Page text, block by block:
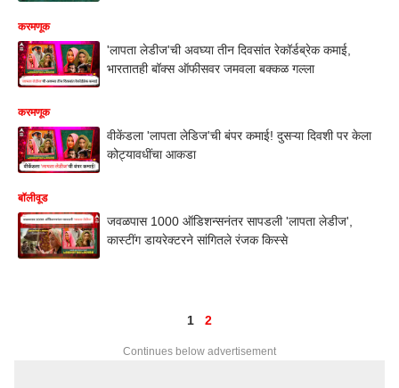
करमणूक
'लापता लेडीज'ची अवघ्या तीन दिवसांत रेकॉर्डब्रेक कमाई,
भारतातही बॉक्स ऑफीसवर जमवला बक्कळ गल्ला
करमणूक
वीकेंडला 'लापता लेडिज'ची बंपर कमाई! दुसऱ्या दिवशी पर केला
कोट्यावधींचा आकडा
बॉलीवूड
जवळपास 1000 ऑडिशन्सनंतर सापडली 'लापता लेडीज',
कास्टींग डायरेक्टरने सांगितले रंजक किस्से
1 2
Continues below advertisement